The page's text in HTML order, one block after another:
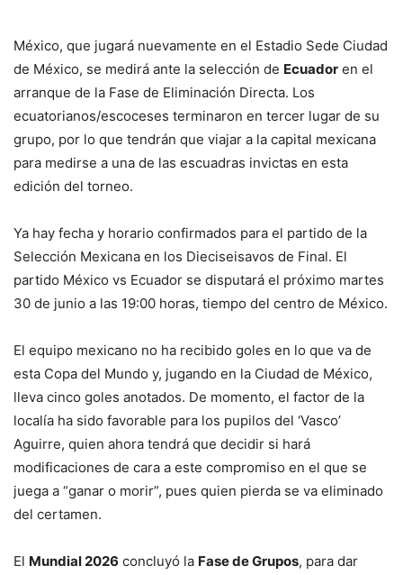
México, que jugará nuevamente en el Estadio Sede Ciudad
de México, se medirá ante la selección de Ecuador en el
arranque de la Fase de Eliminación Directa. Los
ecuatorianos/escoceses terminaron en tercer lugar de su
grupo, por lo que tendrán que viajar a la capital mexicana
para medirse a una de las escuadras invictas en esta
edición del torneo.
Ya hay fecha y horario confirmados para el partido de la
Selección Mexicana en los Dieciseisavos de Final. El
partido México vs Ecuador se disputará el próximo martes
30 de junio a las 19:00 horas, tiempo del centro de México.
El equipo mexicano no ha recibido goles en lo que va de
esta Copa del Mundo y, jugando en la Ciudad de México,
lleva cinco goles anotados. De momento, el factor de la
localía ha sido favorable para los pupilos del ‘Vasco’
Aguirre, quien ahora tendrá que decidir si hará
modificaciones de cara a este compromiso en el que se
juega a “ganar o morir”, pues quien pierda se va eliminado
del certamen.
El Mundial 2026 concluyó la Fase de Grupos, para dar